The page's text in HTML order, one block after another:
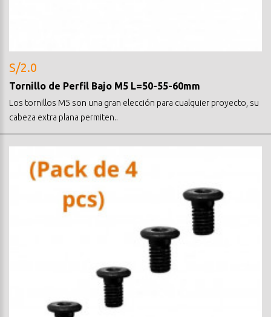
S/2.0
Tornillo de Perfil Bajo M5 L=50-55-60mm
Los tornillos M5 son una gran elección para cualquier proyecto, su
cabeza extra plana permiten..